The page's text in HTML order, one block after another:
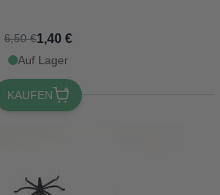
6,50 €1,40 €
Auf Lager
KAUFEN